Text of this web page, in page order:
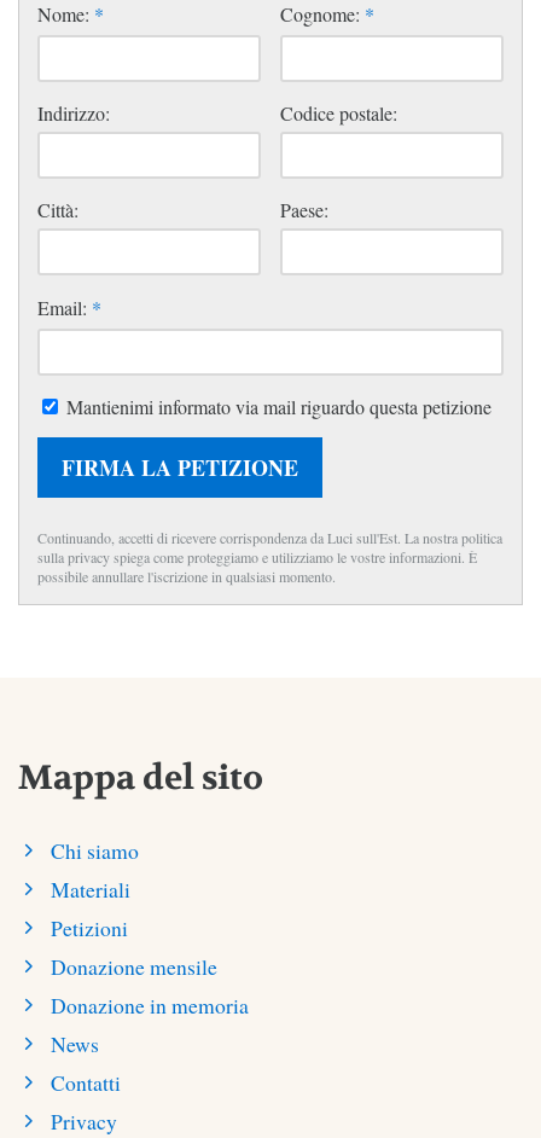
Nome: * Cognome: *
Indirizzo: Codice postale:
Città: Paese:
Email: *
Mantienimi informato via mail riguardo questa petizione
FIRMA LA PETIZIONE
Continuando, accetti di ricevere corrispondenza da Luci sull'Est. La nostra politica
sulla privacy spiega come proteggiamo e utilizziamo le vostre informazioni. È
possibile annullare l'iscrizione in qualsiasi momento.
Mappa del sito
Chi siamo
Materiali
Petizioni
Donazione mensile
Donazione in memoria
News
Contatti
Privacy